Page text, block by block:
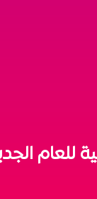
الجديد